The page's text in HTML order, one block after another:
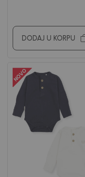
DODAJ U KORPU